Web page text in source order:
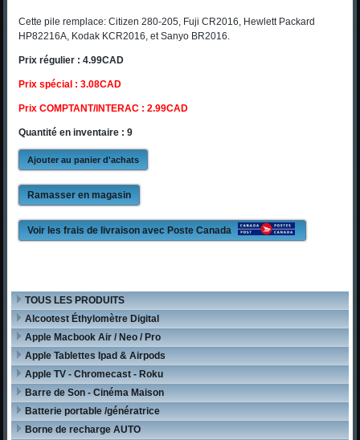
Cette pile remplace: Citizen 280-205, Fuji CR2016, Hewlett Packard
HP82216A, Kodak KCR2016, et Sanyo BR2016.
Prix régulier : 4.99CAD
Prix spécial : 3.08CAD
Prix COMPTANT/INTERAC : 2.99CAD
Quantité en inventaire : 9
Ramasser en magasin
Voir les frais de livraison avec Poste Canada
TOUS LES PRODUITS
Alcootest Éthylomètre Digital
Apple Macbook Air / Neo / Pro
Apple Tablettes Ipad & Airpods
Apple TV - Chromecast - Roku
Barre de Son - Cinéma Maison
Batterie portable /génératrice
Borne de recharge AUTO